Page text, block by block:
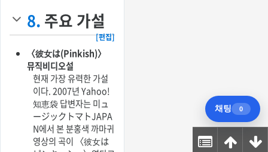
8. 주요 가설
[편집]
〈彼女は(Pinkish)〉
뮤직비디오설
현재 가장 유력한 가설
이다. 2007년 Yahoo!
知恵袋 답변자는 미ュ
ージックトマトJAPA
N에서 본 분홍색 까마귀
영상의 곡이 〈彼女は